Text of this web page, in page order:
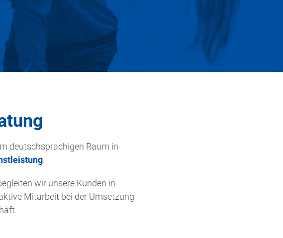
deutschsprachigen Raum in
.
wir unsere Kunden in
Mitarbeit bei der Umsetzung